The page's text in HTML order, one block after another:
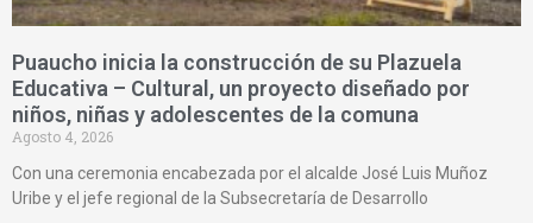
Puaucho inicia la construcción de su Plazuela
Educativa – Cultural, un proyecto diseñado por
niños, niñas y adolescentes de la comuna
Agosto 4, 2026
Con una ceremonia encabezada por el alcalde José Luis Muñoz
Uribe y el jefe regional de la Subsecretaría de Desarrollo